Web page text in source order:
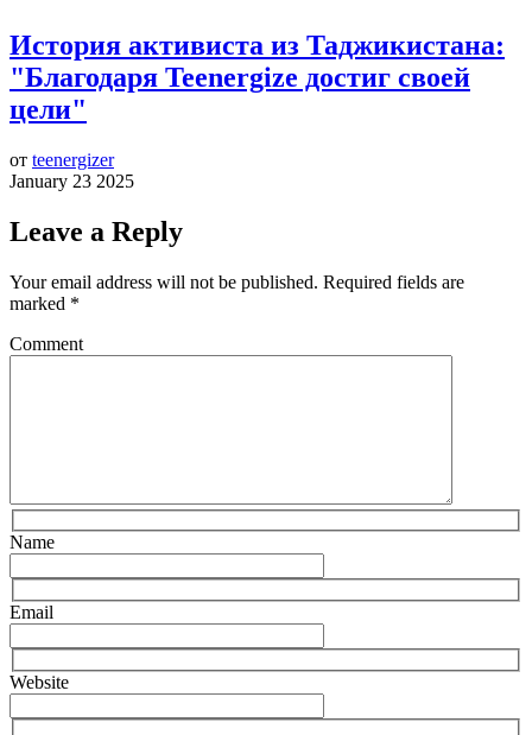
История активиста из Таджикистана:
"Благодаря Teenergize достиг своей
цели"
от teenergizer
January 23 2025
Leave a Reply
Your email address will not be published. Required fields are
marked *
Comment
Name
Email
Website